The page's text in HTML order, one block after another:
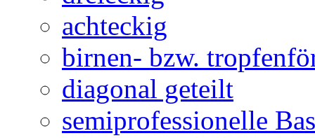
achteckig
birnen- bzw.
diagonal geteilt
semiprofessionelle